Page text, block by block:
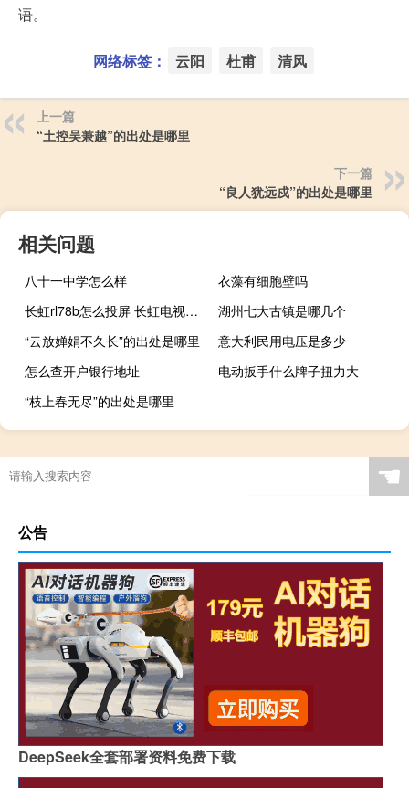
语。
网络标签： 云阳 杜甫 清风
上一篇
“土控吴兼越”的出处是哪里
下一篇
“良人犹远戍”的出处是哪里
相关问题
八十一中学怎么样
衣藻有细胞壁吗
长虹rl78b怎么投屏 长虹电视怎么投屏
湖州七大古镇是哪几个
“云放婵娟不久长”的出处是哪里
意大利民用电压是多少
怎么查开户银行地址
电动扳手什么牌子扭力大
“枝上春无尽”的出处是哪里
☚
公告
DeepSeek全套部署资料免费下载